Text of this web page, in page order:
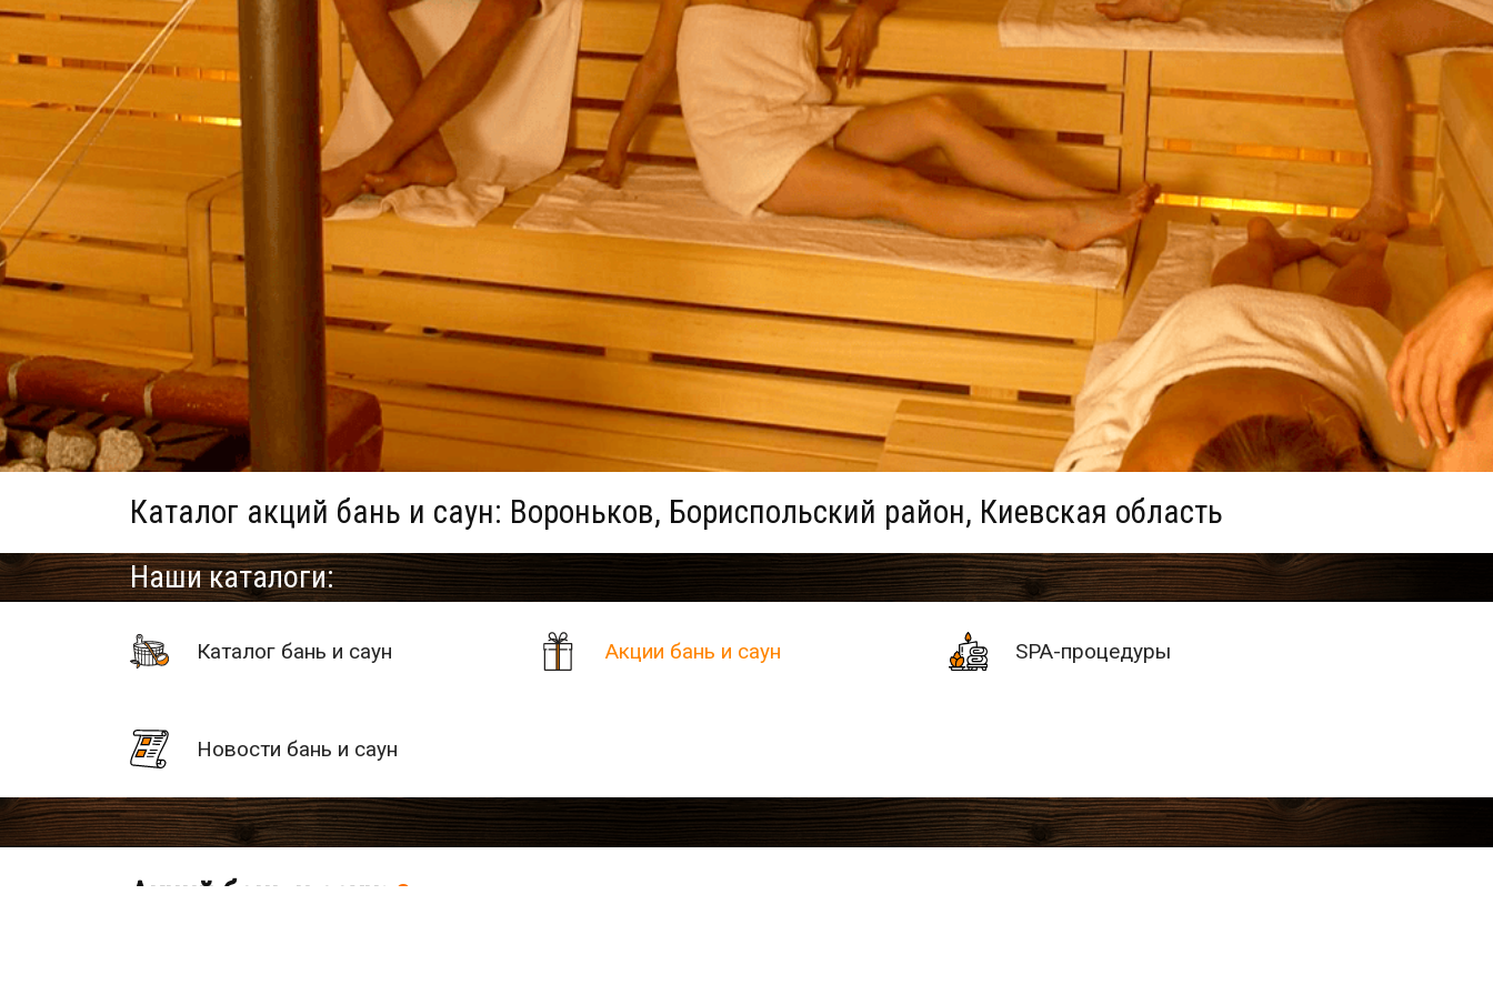
Каталог акций бань и саун: Вороньков, Бориспольский район, Киевская область
Наши каталоги:
Каталог бань и саун Акции бань и саун SPA-процедуры
Новости бань и саун
Акций бань и саун: 0